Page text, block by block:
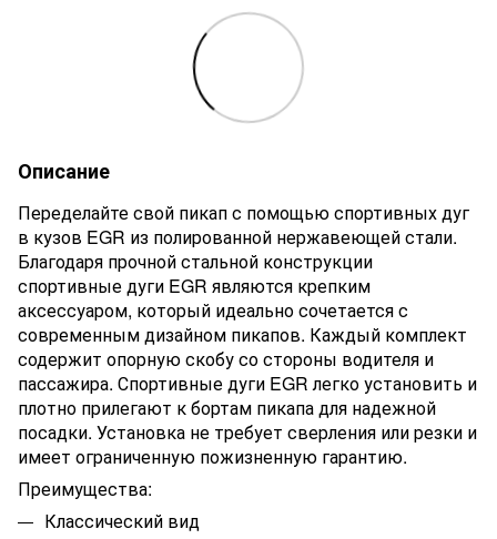
Описание
Переделайте свой пикап с помощью спортивных дуг
в кузов EGR из полированной нержавеющей стали.
Благодаря прочной стальной конструкции
спортивные дуги EGR являются крепким
аксессуаром, который идеально сочетается с
современным дизайном пикапов. Каждый комплект
содержит опорную скобу со стороны водителя и
пассажира. Спортивные дуги EGR легко установить и
плотно прилегают к бортам пикапа для надежной
посадки. Установка не требует сверления или резки и
имеет ограниченную пожизненную гарантию.
Преимущества:
Классический вид